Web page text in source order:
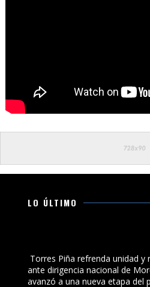
LO ÚLTIMO
Torres Piña refrenda unidad y
ante dirigencia nacional de
avanzó a una nueva etapa del